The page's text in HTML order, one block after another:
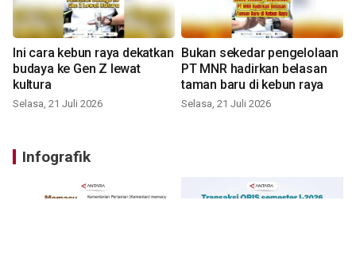
Ini cara kebun raya dekatkan
budaya ke Gen Z lewat
kultura
Selasa, 21 Juli 2026
Bukan sekedar pengelolaan
PT MNR hadirkan belasan
taman baru di kebun raya
Selasa, 21 Juli 2026
Infografik